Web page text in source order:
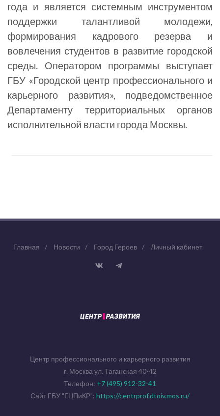
года и является системным инструментом
поддержки талантливой молодежи,
формирования кадрового резерва и
вовлечения студентов в развитие городской
среды. Оператором программы выступает
ГБУ «Городской центр профессионального и
карьерного развития», подведомственное
Департаменту территориальных органов
исполнительной власти города Москвы.
Центр профессионального и карьерного развития
г. Москва ул. Таганская 40-42
Телефон: +7 (495) 912-32-41
Сайт ГБУ "ГЦПиКР": https://centrprof.dtoiv.mos.ru/
Главная / Новости / Город Героев / Личный кабинет